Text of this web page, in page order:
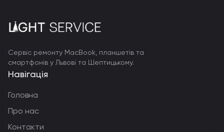
Сервіс ремонту MacBook, планшетів та
смартфонів у Львові та Шептицькому.
Навігація
Головна
Про нас
Контакти